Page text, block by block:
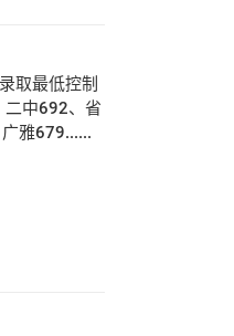
取最低控制
二中692、省
雅679......